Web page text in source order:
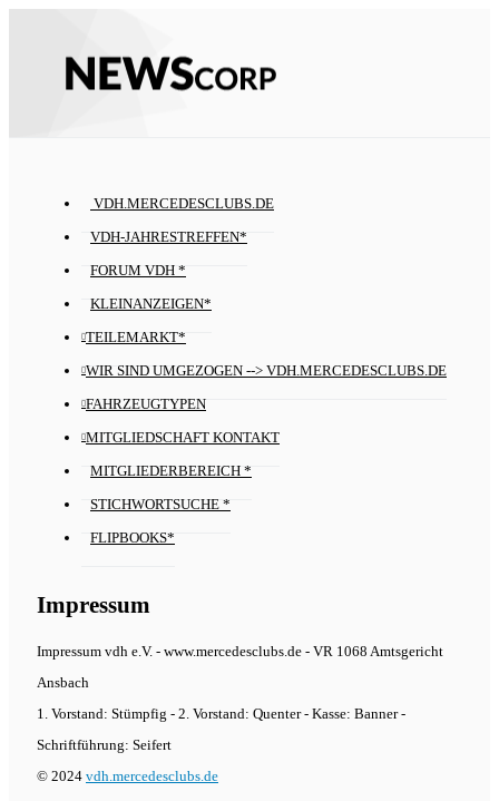
VDH.MERCEDESCLUBS.DE
VDH-JAHRESTREFFEN*
FORUM VDH *
KLEINANZEIGEN*
TEILEMARKT*
WIR SIND UMGEZOGEN --> VDH.MERCEDESCLUBS.DE
FAHRZEUGTYPEN
MITGLIEDSCHAFT KONTAKT
MITGLIEDERBEREICH *
STICHWORTSUCHE *
FLIPBOOKS*
Impressum
Impressum vdh e.V. - www.mercedesclubs.de - VR 1068 Amtsgericht
Ansbach
1. Vorstand: Stümpfig - 2. Vorstand: Quenter - Kasse: Banner -
Schriftführung: Seifert
© 2024 vdh.mercedesclubs.de